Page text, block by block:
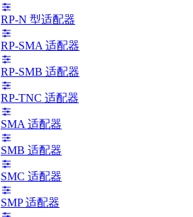
RP-N 型适配器
RP-SMA 适配器
RP-SMB 适配器
RP-TNC 适配器
SMA 适配器
SMB 适配器
SMC 适配器
SMP 适配器